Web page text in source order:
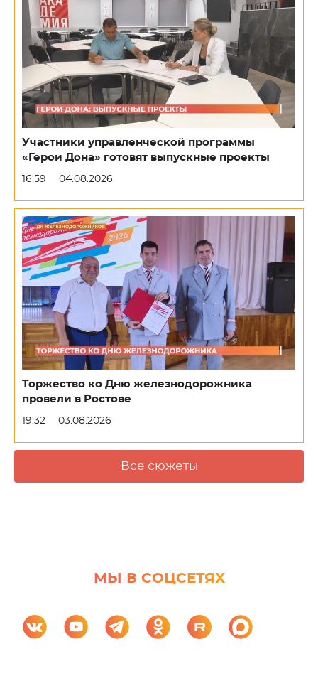
Участники управленческой программы
«Герои Дона» готовят выпускные проекты
16:59 04.08.2026
Торжество ко Дню железнодорожника
провели в Ростове
19:32 03.08.2026
Все сюжеты
МЫ В СОЦСЕТЯХ